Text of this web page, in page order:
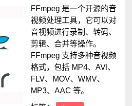
FFmpeg 是一个开源的音
视频处理工具，它可以对
音视频进行录制、转码、
剪辑、合并等操作。
FFmpeg 支持多种音视频
格式，包括 MP4、AVI、
FLV、MOV、WMV、
MP3、AAC 等。